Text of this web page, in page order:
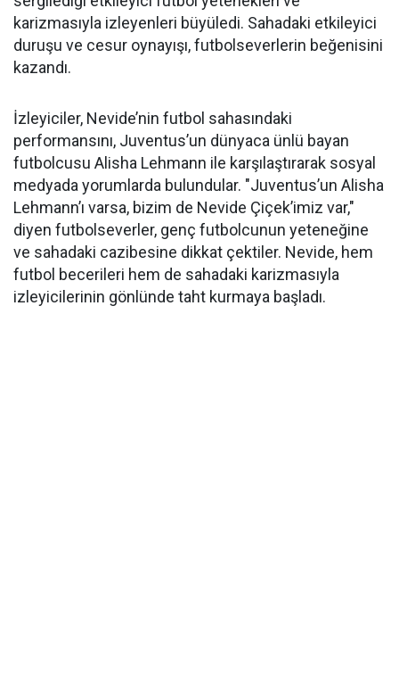
karizmasıyla izleyenleri büyüledi. Sahadaki etkileyici
duruşu ve cesur oynayışı, futbolseverlerin beğenisini
kazandı.
İzleyiciler, Nevide’nin futbol sahasındaki
performansını, Juventus’un dünyaca ünlü bayan
futbolcusu Alisha Lehmann ile karşılaştırarak sosyal
medyada yorumlarda bulundular. "Juventus’un Alisha
Lehmann’ı varsa, bizim de Nevide Çiçek’imiz var,"
diyen futbolseverler, genç futbolcunun yeteneğine
ve sahadaki cazibesine dikkat çektiler. Nevide, hem
futbol becerileri hem de sahadaki karizmasıyla
izleyicilerinin gönlünde taht kurmaya başladı.